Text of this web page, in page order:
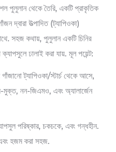
পুলুলান থেকে তৈরি, একটি প্রাকৃতিক
দ্বারা উত্পাদিত (ট্যাপিওকা)
সহজ কথায়, পুলুলান একটি চিনির
ঢালাই করা যায়. মূল পয়েন্ট:
ট্যাপিওকা/স্টার্চ থেকে আসে,
মুক্ত, নন-জিএমও, এবং অ্যালার্জেন
পরিষ্কার, চকচকে, এবং গন্ধহীন.
হজম করা সহজ.